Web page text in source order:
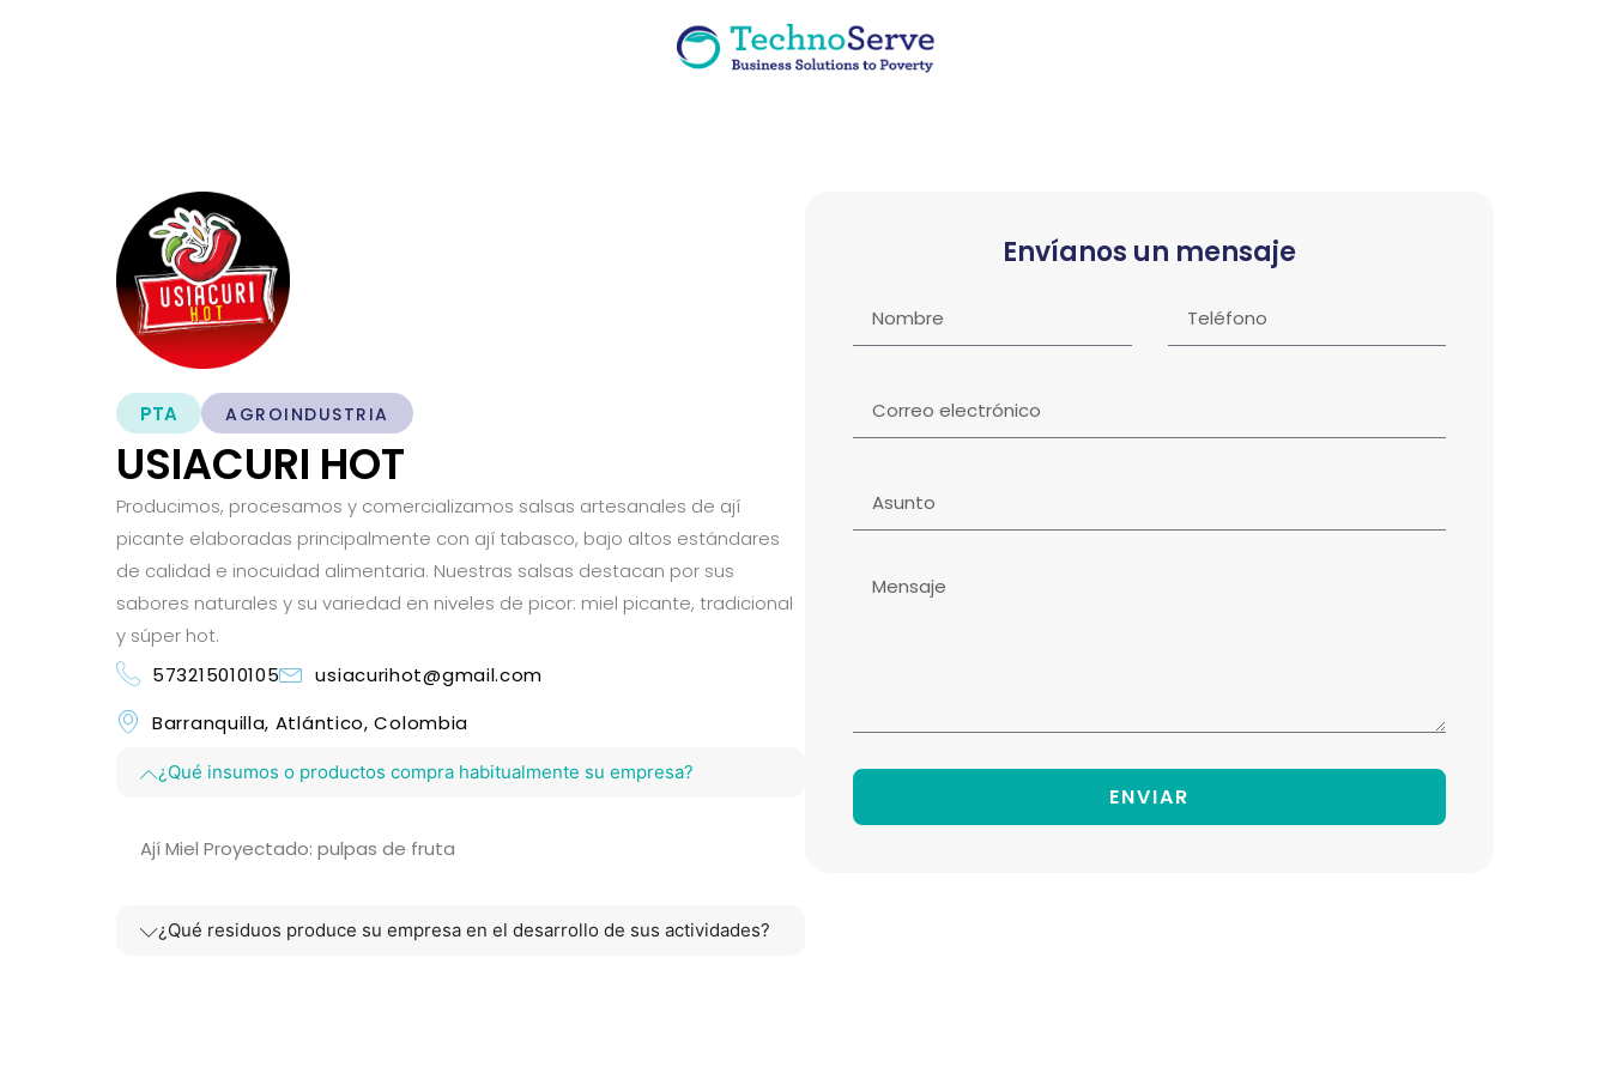
PTA AGROINDUSTRIA
USIACURI HOT
Producimos, procesamos y comercializamos salsas artesanales de ají
picante elaboradas principalmente con ají tabasco, bajo altos estándares
de calidad e inocuidad alimentaria. Nuestras salsas destacan por sus
sabores naturales y su variedad en niveles de picor: miel picante, tradicional
y súper hot.
573215010105
usiacurihot@gmail.com
Barranquilla, Atlántico, Colombia
¿Qué insumos o productos compra habitualmente su empresa?
Ají Miel Proyectado: pulpas de fruta
¿Qué residuos produce su empresa en el desarrollo de sus actividades?
Envíanos un mensaje
ENVIAR